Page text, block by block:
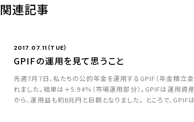
関連記事
2017.07.11（TUE）
GPIFの運用を見て思うこと
先週7月7日、私たちの公的年金を運用するGPIF（年金積
れました。結果は＋5.94％（市場運用部分）。GPIFは運用
から、運用益も約8兆円と巨額となりました。 ところで、